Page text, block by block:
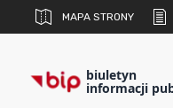
MAPA STRONY
biuletyn
informacji